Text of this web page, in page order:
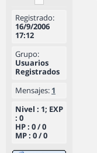
Registrado:
16/9/2006
17:12
Grupo:
Usuarios
Registrados
Mensajes: 1
Nivel : 1; EXP
: 0
HP : 0 / 0
MP : 0 / 0